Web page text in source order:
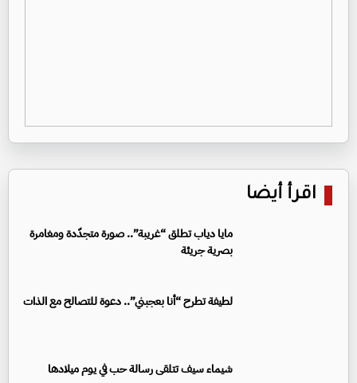
اقرأ أيضا
مايا دياب تطلق “غريبة”.. صورة متجدّدة ومغامرة
بصرية جريئة
لطيفة تطرح “أنا بعجبني”.. دعوة للتصالح مع الذات
شيماء سيف تتلقى رسالة حب في يوم ميلادها